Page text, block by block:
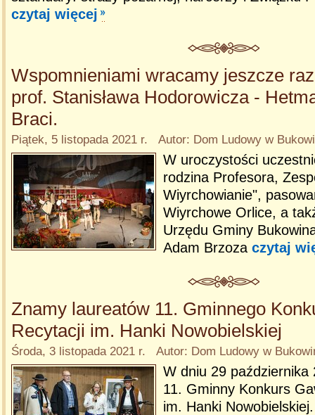
czytaj więcej
Wspomnieniami wracamy jeszcze
prof. Stanisława Hodorowicza -
Braci.
Piątek, 5 listopada 2021 r. Autor: Dom Ludowy w
W uroczystości
rodzina Profesora,
Wiyrchowianie",
Wiyrchowe Orlice, a
Urzędu Gminy
Adam Brzoza czytaj
Znamy laureatów 11. Gminnego
Recytacji im. Hanki Nowobielskiej
Środa, 3 listopada 2021 r. Autor: Dom Ludowy w
W dniu 29 października
11. Gminny Konkurs
im. Hanki